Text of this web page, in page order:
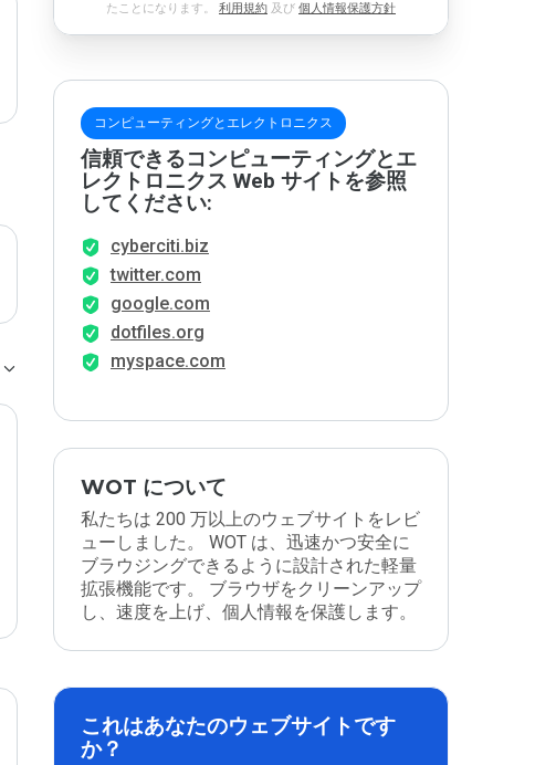
たことになります。 利用規約 及び 個人情報保護方針
コンピューティングとエレクトロニクス
信頼できるコンピューティングとエ
レクトロニクス Web サイトを参照
してください:
cyberciti.biz
twitter.com
google.com
dotfiles.org
myspace.com
WOT について
私たちは 200 万以上のウェブサイトをレビ
ューしました。 WOT は、迅速かつ安全に
ブラウジングできるように設計された軽量
拡張機能です。 ブラウザをクリーンアップ
し、速度を上げ、個人情報を保護します。
これはあなたのウェブサイトです
か？